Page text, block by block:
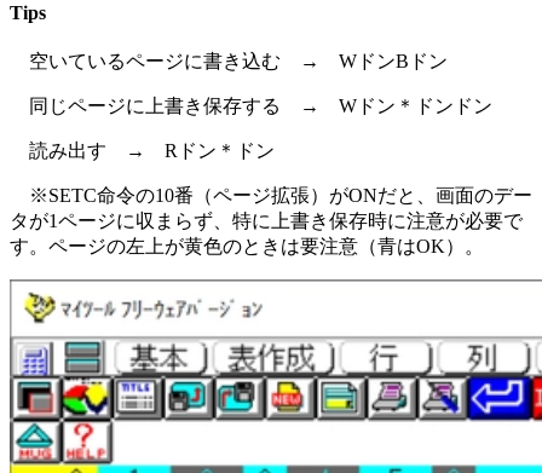
Tips
空いているページに書き込む → WドンBドン
同じページに上書き保存する → Wドン＊ドンドン
読み出す → Rドン＊ドン
※SETC命令の10番（ページ拡張）がONだと、画面のデー
タが1ページに収まらず、特に上書き保存時に注意が必要で
す。ページの左上が黄色のときは要注意（青はOK）。